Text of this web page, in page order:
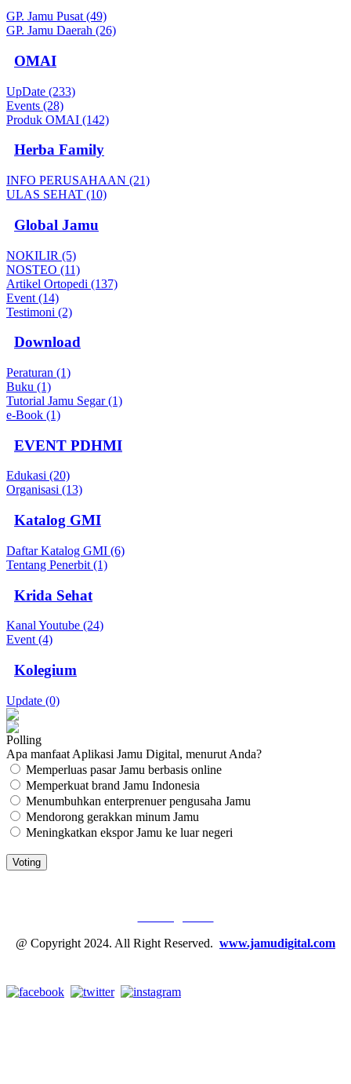
GP. Jamu Pusat (49)
GP. Jamu Daerah (26)
OMAI
UpDate (233)
Events (28)
Produk OMAI (142)
Herba Family
INFO PERUSAHAAN (21)
ULAS SEHAT (10)
Global Jamu
NOKILIR (5)
NOSTEO (11)
Artikel Ortopedi (137)
Event (14)
Testimoni (2)
Download
Peraturan (1)
Buku (1)
Tutorial Jamu Segar (1)
e-Book (1)
EVENT PDHMI
Edukasi (20)
Organisasi (13)
Katalog GMI
Daftar Katalog GMI (6)
Tentang Penerbit (1)
Krida Sehat
Kanal Youtube (24)
Event (4)
Kolegium
Update (0)
Polling
Apa manfaat Aplikasi Jamu Digital, menurut Anda?
Memperluas pasar Jamu berbasis online
Memperkuat brand Jamu Indonesia
Menumbuhkan enterprenuer pengusaha Jamu
Mendorong gerakkan minum Jamu
Meningkatkan ekspor Jamu ke luar negeri
@ Copyright 2024. All Right Reserved. www.jamudigital.com